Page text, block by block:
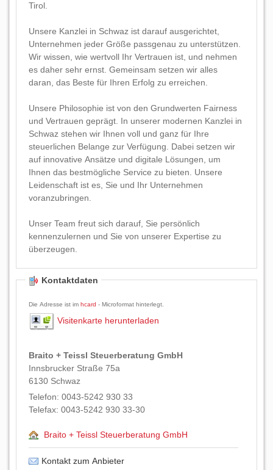
Tirol.
Unsere Kanzlei in Schwaz ist darauf ausgerichtet,
Unternehmen jeder Größe passgenau zu unterstützen.
Wir wissen, wie wertvoll Ihr Vertrauen ist, und nehmen
es daher sehr ernst. Gemeinsam setzen wir alles
daran, das Beste für Ihren Erfolg zu erreichen.
Unsere Philosophie ist von den Grundwerten Fairness
und Vertrauen geprägt. In unserer modernen Kanzlei in
Schwaz stehen wir Ihnen voll und ganz für Ihre
steuerlichen Belange zur Verfügung. Dabei setzen wir
auf innovative Ansätze und digitale Lösungen, um
Ihnen das bestmögliche Service zu bieten. Unsere
Leidenschaft ist es, Sie und Ihr Unternehmen
voranzubringen.
Unser Team freut sich darauf, Sie persönlich
kennenzulernen und Sie von unserer Expertise zu
überzeugen.
Kontaktdaten
Die Adresse ist im hcard - Microformat hinterlegt.
Visitenkarte herunterladen
Braito + Teissl Steuerberatung GmbH
Innsbrucker Straße 75a
6130 Schwaz
Telefon: 0043-5242 930 33
Telefax: 0043-5242 930 33-30
Braito + Teissl Steuerberatung GmbH
Kontakt zum Anbieter